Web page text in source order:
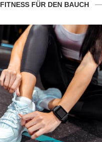
FITNESS FÜR DEN BAUCH